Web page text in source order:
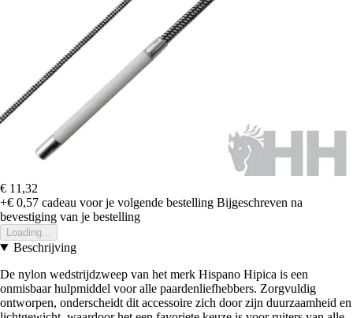
€ 11,32
+€ 0,57 cadeau voor je volgende bestelling Bijgeschreven na
bevestiging van je bestelling
Loading...
Beschrijving
De nylon wedstrijdzweep van het merk Hispano Hipica is een
onmisbaar hulpmiddel voor alle paardenliefhebbers. Zorgvuldig
ontworpen, onderscheidt dit accessoire zich door zijn duurzaamheid en